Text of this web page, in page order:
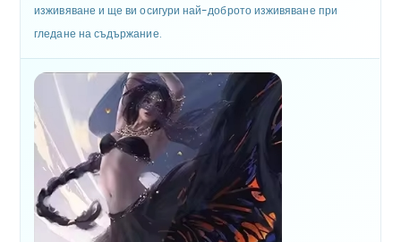
изживяване и ще ви осигури най-доброто изживяване при
гледане на съдържание.